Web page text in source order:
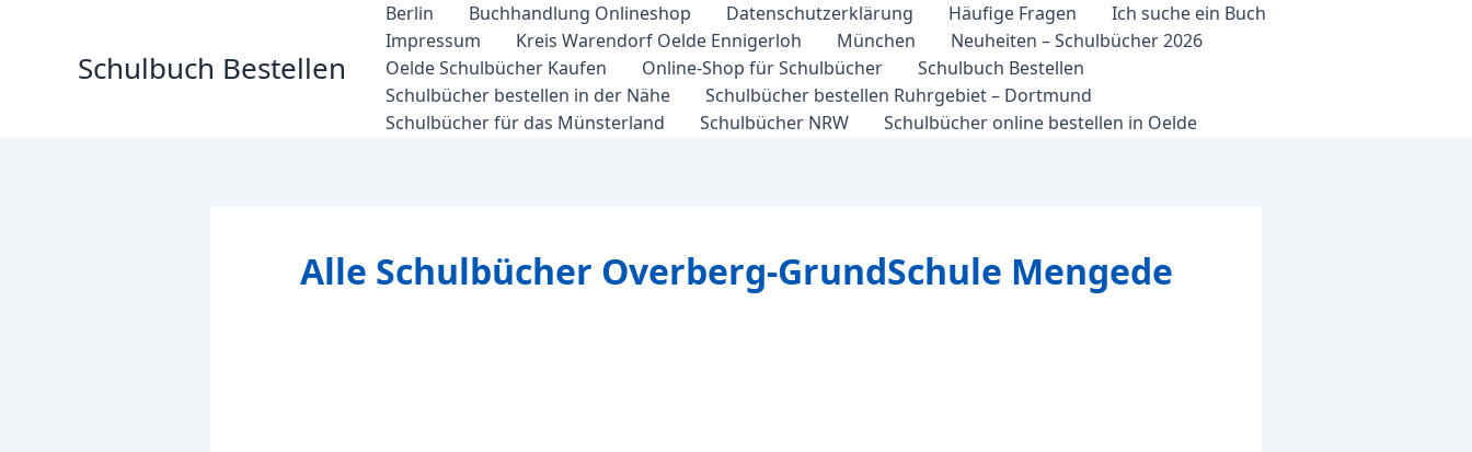
Schulbuch Bestellen
Berlin Buchhandlung Onlineshop Datenschutzerklärung Häufige Fragen
Ich suche ein Buch
Impressum
Kreis Warendorf Oelde Ennigerloh München
Neuheiten – Schulbücher 2026
Oelde Schulbücher Kaufen
Online-Shop für Schulbücher
Schulbuch Bestellen
Schulbücher bestellen in der Nähe
Schulbücher bestellen Ruhrgebiet – Dortmund
Schulbücher für das Münsterland
Schulbücher NRW Schulbücher online bestellen in Oelde
Alle Schulbücher Overberg-GrundSchule Mengede